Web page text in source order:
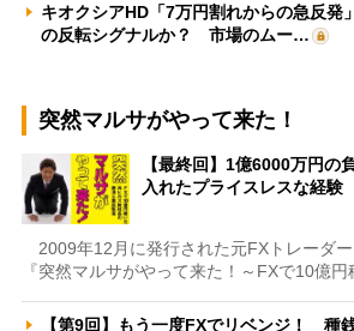
キオクシアHD「7万円割れからの急反発
の反転シグナルか？ 市場のムー…
突然マルサがやって来た！
【最終回】1億6000万円の
入れたプライスレスな経
2009年12月に発行された元FXトレーダ
『突然マルサがやって来た！～FXで10億円
【第9回】もう一度FXでリベンジ！ 種